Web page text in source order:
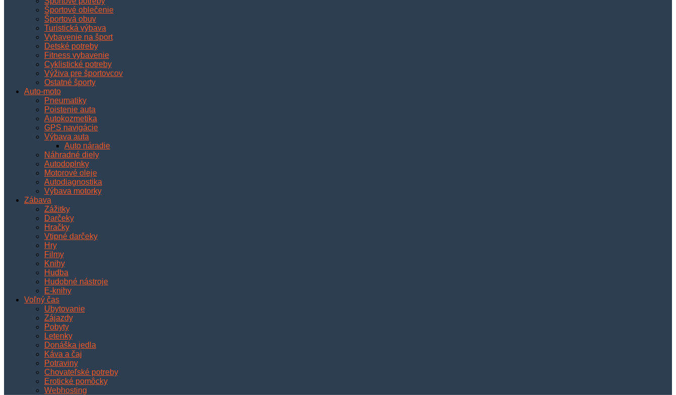
Športové oblečenie
Športová obuv
Turistická výbava
Vybavenie na šport
Detské potreby
Fitness vybavenie
Cyklistické potreby
Výživa pre športovcov
Ostatné športy
Auto-moto
Pneumatiky
Poistenie auta
Autokozmetika
GPS navigácie
Výbava auta
Auto náradie
Náhradné diely
Autodoplnky
Motorové oleje
Autodiagnostika
Výbava motorky
Zábava
Zážitky
Darčeky
Hračky
Vtipné darčeky
Hry
Filmy
Knihy
Hudba
Hudobné nástroje
E-knihy
Voľný čas
Ubytovanie
Zájazdy
Pobyty
Letenky
Donáška jedla
Káva a čaj
Potraviny
Chovateľské potreby
Erotické pomôcky
Webhosting